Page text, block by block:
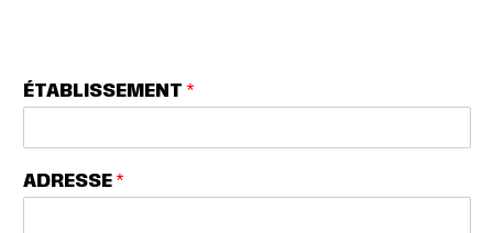
ÉTABLISSEMENT *
ADRESSE *